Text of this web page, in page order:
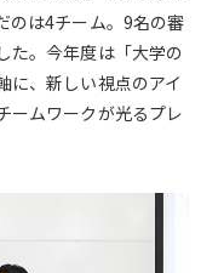
のは4チーム。9名の審
た。今年度は「大学の
に、新しい視点のアイ
ームワークが光るプレ